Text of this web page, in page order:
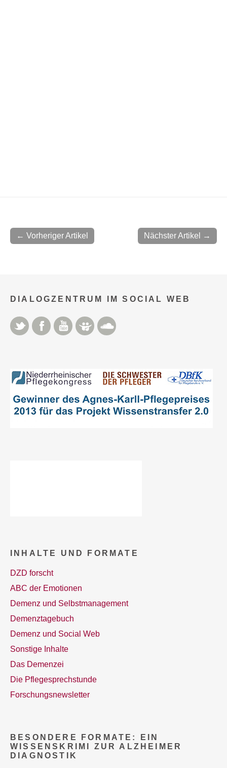
Nächster Artikel →
← Vorheriger Artikel
DIALOGZENTRUM IM SOCIAL WEB
Twitter FacebookYouTubeSlideshare
INHALTE UND FORMATE
DZD forscht
ABC der Emotionen
Demenz und Selbstmanagement
Demenztagebuch
Demenz und Social Web
Sonstige Inhalte
Das Demenzei
Die Pflegesprechstunde
Forschungsnewsletter
BESONDERE FORMATE: EIN
WISSENSKRIMI ZUR ALZHEIMER
DIAGNOSTIK